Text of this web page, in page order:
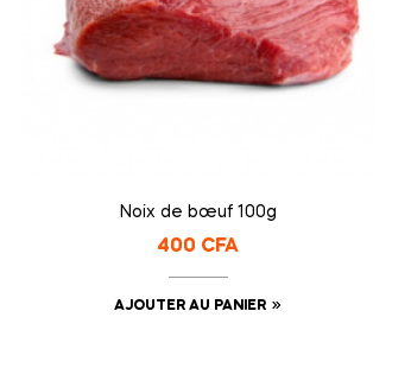
Noix de bœuf 100g
400 CFA
AJOUTER AU PANIER